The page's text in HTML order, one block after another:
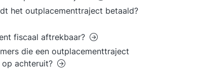
het outplacementtraject betaald?
fiscaal aftrekbaar?
die een outplacementtraject
achteruit?